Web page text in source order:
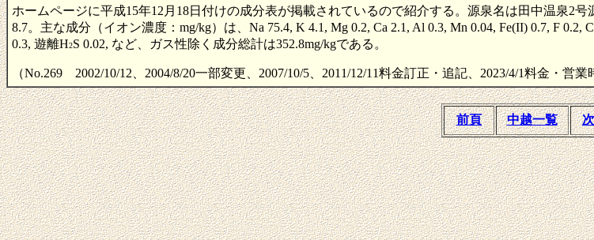
ホームページに平成15年12月18日付けの成分表が掲載されているので紹介する。源泉名は田中温泉2
8.7。主な成分（イオン濃度：mg/kg）は、Na 75.4, K 4.1, Mg 0.2, Ca 2.1, Al 0.3, Mn 0.04, Fe(II) 0.7, F 0.2,
0.3, 遊離H2S 0.02, など、ガス性除く成分総計は352.8mg/kgである。
（No.269 2002/10/12、2004/8/20一部変更、2007/10/5、2011/12/11料金訂正・追記、2023/4/1料金・営業
前頁 中越一覧